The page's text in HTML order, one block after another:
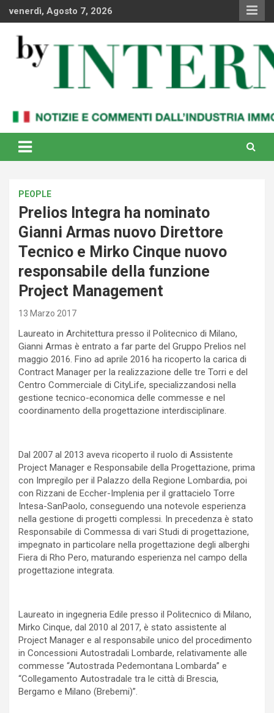
venerdì, Agosto 7, 2026
By Internews
internazionale
PEOPLE
Prelios Integra ha nominato
Gianni Armas nuovo Direttore
Tecnico e Mirko Cinque nuovo
responsabile della funzione
Project Management
13 Marzo 2017
Laureato in Architettura presso il Politecnico di Milano,
Gianni Armas è entrato a far parte del Gruppo Prelios nel
maggio 2016. Fino ad aprile 2016 ha ricoperto la carica di
Contract Manager per la realizzazione delle tre Torri e del
Centro Commerciale di CityLife, specializzandosi nella
gestione tecnico-economica delle commesse e nel
coordinamento della progettazione interdisciplinare.
Dal 2007 al 2013 aveva ricoperto il ruolo di Assistente
Project Manager e Responsabile della Progettazione, prima
con Impregilo per il Palazzo della Regione Lombardia, poi
con Rizzani de Eccher-Implenia per il grattacielo Torre
Intesa-SanPaolo, conseguendo una notevole esperienza
nella gestione di progetti complessi. In precedenza è stato
Responsabile di Commessa di vari Studi di progettazione,
impegnato in particolare nella progettazione degli alberghi
Fiera di Rho Pero, maturando esperienza nel campo della
progettazione integrata.
Laureato in ingegneria Edile presso il Politecnico di Milano,
Mirko Cinque, dal 2010 al 2017, è stato assistente al
Project Manager e al responsabile unico del procedimento
in Concessioni Autostradali Lombarde, relativamente alle
commesse “Autostrada Pedemontana Lombarda” e
“Collegamento Autostradale tra le città di Brescia,
Bergamo e Milano (Brebemi)”.